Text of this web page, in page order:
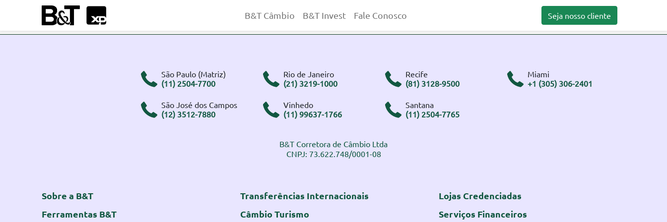
B&T Câmbio B&T Invest Fale Conosco Seja nosso cliente
São Paulo (Matriz)
(11) 2504-7700
Rio de Janeiro
(21) 3219-1000
Recife
(81) 3128-9500
Miami
+1 (305) 306-2401
São José dos Campos
(12) 3512-7880
Vinhedo
(11) 99637-1766
Santana
(11) 2504-7765
B&T Corretora de Câmbio Ltda
CNPJ: 73.622.748/0001-08
Sobre a B&T
Ferramentas B&T
Transferências Internacionais
Câmbio Turismo
Lojas Credenciadas
Serviços Financeiros